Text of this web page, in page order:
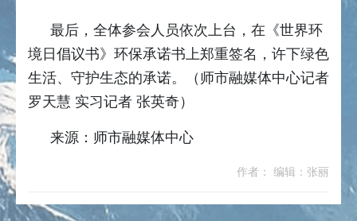
最后，全体参会人员依次上台，在《世界环
境日倡议书》环保承诺书上郑重签名，许下绿色
生活、守护生态的承诺。（师市融媒体中心记者
罗天慧 实习记者 张英奇）
来源：师市融媒体中心
作者： 编辑：张丽